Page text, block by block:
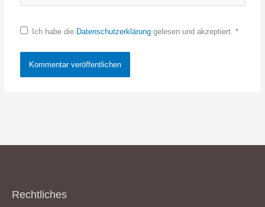
Ich habe die Datenschutzerklärunggelesen und akzeptiert. *
Rechtliches